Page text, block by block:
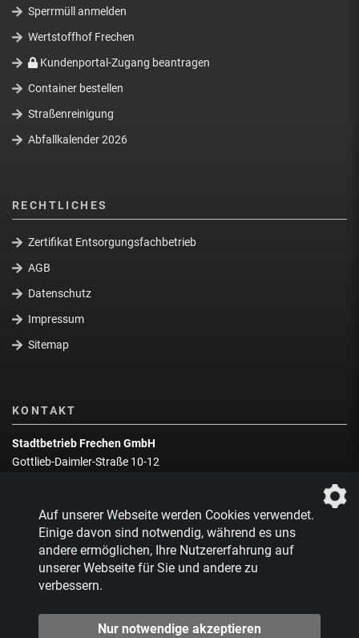
Sperrmüll anmelden
Wertstoffhof Frechen
Kundenportal-Zugang beantragen
Container bestellen
Straßenreinigung
Abfallkalender 2026
RECHTLICHES
Zertifikat Entsorgungsfachbetrieb
AGB
Datenschutz
Impressum
Sitemap
KONTAKT
Stadtbetrieb Frechen GmbH
Gottlieb-Daimler-Straße 10-12
Zentrale:02234 9217-0
Abfallberatung:02234 9217-17
Auf unserer Webseite werden Cookies verwendet.
Einige davon sind notwendig, während es uns
andere ermöglichen, Ihre Nutzererfahrung auf
unserer Webseite für Sie und andere zu
verbessern.
Nur notwendige akzeptieren